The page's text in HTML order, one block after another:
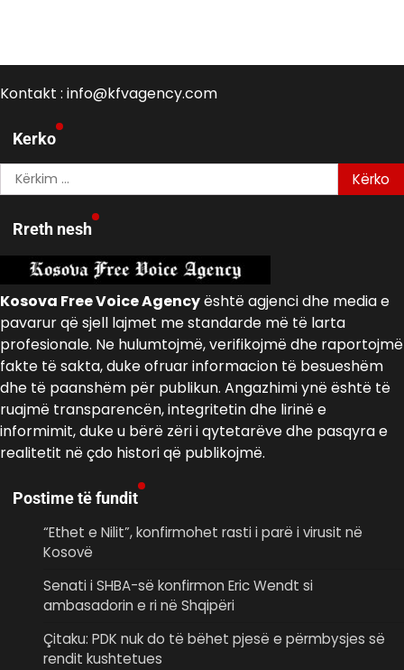
Kontakt : info@kfvagency.com
Kerko
Kërko
për:
Rreth nesh
Kosova Free Voice Agencyështë agjenci dhe media e
pavarur që sjell lajmet me standarde më të larta
profesionale. Ne hulumtojmë, verifikojmë dhe raportojmë
fakte të sakta, duke ofruar informacion të besueshëm
dhe të paanshëm për publikun. Angazhimi ynë është të
ruajmë transparencën, integritetin dhe lirinë e
informimit, duke u bërë zëri i qytetarëve dhe pasqyra e
realitetit në çdo histori që publikojmë.
Postime të fundit
“Ethet e Nilit”, konfirmohet rasti i parë i virusit në
Kosovë
Senati i SHBA-së konfirmon Eric Wendt si
ambasadorin e ri në Shqipëri
​Çitaku: PDK nuk do të bëhet pjesë e përmbysjes së
rendit kushtetues